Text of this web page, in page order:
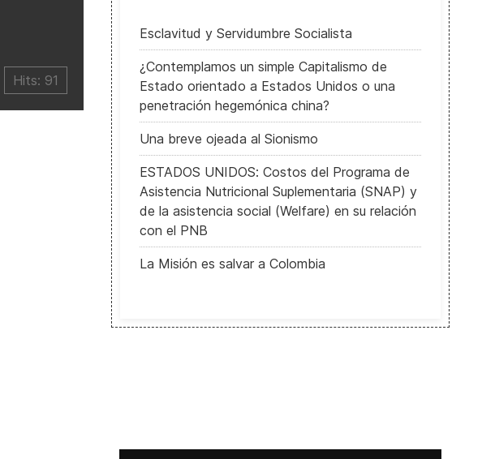
Hits: 91
Esclavitud y Servidumbre Socialista
¿Contemplamos un simple Capitalismo de
Estado orientado a Estados Unidos o una
penetración hegemónica china?
Una breve ojeada al Sionismo
ESTADOS UNIDOS: Costos del Programa de
Asistencia Nutricional Suplementaria (SNAP) y
de la asistencia social (Welfare) en su relación
con el PNB
La Misión es salvar a Colombia